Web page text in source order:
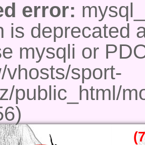
error:
is deprecated
mysqli or
vhosts/sport-
public_html/